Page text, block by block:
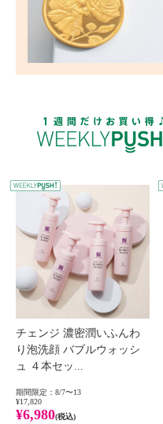
チェンジ 濃密潤いふんわ
り泡洗顔 バブルウォッシ
ュ ４本セッ...
期間限定：8/7〜13
¥17,820
¥6,980(税込)